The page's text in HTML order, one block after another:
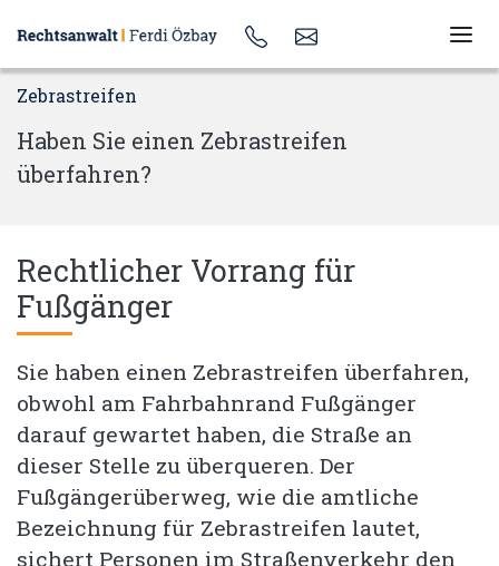
Zebrastreifen
Haben Sie einen Zebrastreifen
überfahren?
Rechtlicher Vorrang für
Fußgänger
Sie haben einen Zebrastreifen überfahren,
obwohl am Fahrbahnrand Fußgänger
darauf gewartet haben, die Straße an
dieser Stelle zu überqueren. Der
Fußgängerüberweg, wie die amtliche
Bezeichnung für Zebrastreifen lautet,
sichert Personen im Straßenverkehr den